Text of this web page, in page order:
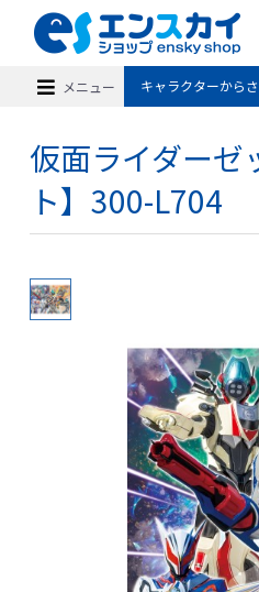
メニュー キャラクターから
仮面ライダーゼ
ト】300-L704